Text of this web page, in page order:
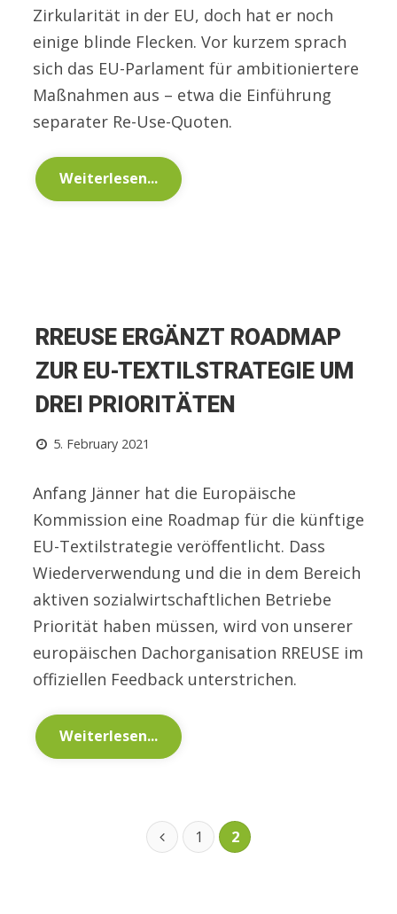
Zirkularität in der EU, doch hat er noch
einige blinde Flecken. Vor kurzem sprach
sich das EU-Parlament für ambitioniertere
Maßnahmen aus – etwa die Einführung
separater Re-Use-Quoten.
Weiterlesen...
RREUSE ERGÄNZT ROADMAP
ZUR EU-TEXTILSTRATEGIE UM
DREI PRIORITÄTEN
5. February 2021
Anfang Jänner hat die Europäische
Kommission eine Roadmap für die künftige
EU-Textilstrategie veröffentlicht. Dass
Wiederverwendung und die in dem Bereich
aktiven sozialwirtschaftlichen Betriebe
Priorität haben müssen, wird von unserer
europäischen Dachorganisation RREUSE im
offiziellen Feedback unterstrichen.
Weiterlesen...
1 2